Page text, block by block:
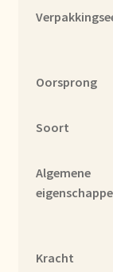
Lista de precios
Liste de prix
Marca personal
Mehrsprachigkeit
Oorsprong
Soort
Algemene
Kracht